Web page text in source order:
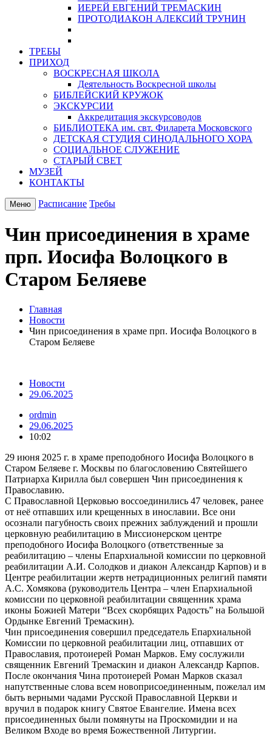
ИЕРЕЙ ЕВГЕНИЙ ТРЕМАСКИН
ПРОТОДИАКОН АЛЕКСИЙ ТРУНИН
ТРЕБЫ
ПРИХОД
ВОСКРЕСНАЯ ШКОЛА
Деятельность Воскресной школы
БИБЛЕЙСКИЙ КРУЖОК
ЭКСКУРСИИ
Аккредитация экскурсоводов
БИБЛИОТЕКА им. свт. Филарета Московского
ДЕТСКАЯ СТУДИЯ СИНОДАЛЬНОГО ХОРА
СОЦИАЛЬНОЕ СЛУЖЕНИЕ
СТАРЫЙ СВЕТ
МУЗЕЙ
КОНТАКТЫ
Меню Расписание Требы
Чин присоединения в храме
прп. Иосифа Волоцкого в
Старом Беляеве
Главная
Новости
Чин присоединения в храме прп. Иосифа Волоцкого в
Старом Беляеве
Новости
29.06.2025
ordmin
29.06.2025
10:02
29 июня 2025 г. в храме преподобного Иосифа Волоцкого в
Старом Беляеве г. Москвы по благословению Святейшего
Патриарха Кирилла был совершен Чин присоединения к
Православию.
С Православной Церковью воссоединились 47 человек, ранее
от неё отпавших или крещенных в инославии. Все они
осознали пагубность своих прежних заблуждений и прошли
церковную реабилитацию в Миссионерском центре
преподобного Иосифа Волоцкого (ответственные за
реабилитацию – члены Епархиальной комиссии по церковной
реабилитации А.И. Солодков и диакон Александр Карпов) и в
Центре реабилитации жертв нетрадиционных религий памяти
А.С. Хомякова (руководитель Центра – член Епархиальной
комиссии по церковной реабилитации священник храма
иконы Божией Матери “Всех скорбящих Радость” на Большой
Ордынке Евгений Тремаскин).
Чин присоединения совершил председатель Епархиальной
Комиссии по церковной реабилитации лиц, отпавших от
Православия, протоиерей Роман Марков. Ему сослужили
священник Евгений Тремаскин и диакон Александр Карпов.
После окончания Чина протоиерей Роман Марков сказал
напутственные слова всем новоприсоединенным, пожелал им
быть верными чадами Русской Православной Церкви и
вручил в подарок книгу Святое Евангелие. Имена всех
присоединенных были помянуты на Проскомидии и на
Великом Входе во время Божественной Литургии.